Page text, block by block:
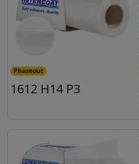
Phaseout
1612 H14 P3